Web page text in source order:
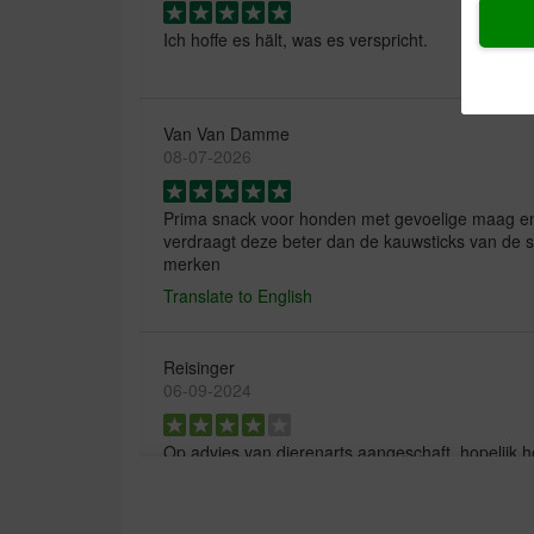
Ich hoffe es hält, was es verspricht.
Van Van Damme
08-07-2026
Prima snack voor honden met gevoelige maag
verdraagt deze beter dan de kauwsticks van de
merken
Translate to English
Reisinger
06-09-2024
Op advies van dierenarts aangeschaft, hopelijk